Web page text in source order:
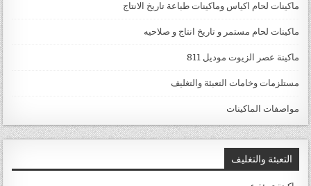
ماكينات لحام اكياس وماكينات طباعة تاريخ الانتاج
ماكينات لحام مستمر و تاريخ انتاج و صلاحيه
ماكينة عصر الزيوت موديل 811
مستلزمات وخامات التعبئة والتغليف
مواصفات الماكينات
التعبئة والتغليف